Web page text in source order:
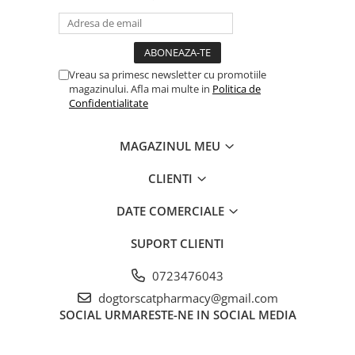
Lyon, Franța.
Producător responsabil pentru eliberarea
seriei: MERIAL, 4 Chemin du Calquet,
31300 Toulouse, Franţa.
SUBSTANŢA ACTIVĂ ŞI ALTE
INGREDIENTEFiecare comprimat
NexGard
Afoxolaner
comprimate masticabile
pentru câini de 2-4 kg
comprimate masticabile
28.3
Vreau sa primesc newsletter cu promotiile
magazinului. Afla mai multe in Politica de
Confidentialitate
MAGAZINUL MEU
CLIENTI
DATE COMERCIALE
SUPORT CLIENTI
0723476043
dogtorscatpharmacy@gmail.com
SOCIAL URMARESTE-NE IN SOCIAL MEDIA